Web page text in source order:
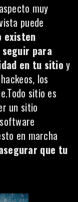
muy
puede
existen
para
en tu sitio y
los
sitio es
un sitio
en marcha
que tu